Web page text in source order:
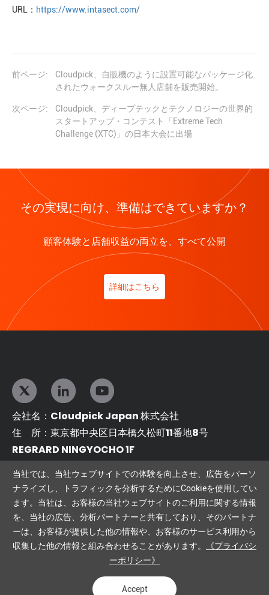
当社では、当社ウェブサイトでの体験を向上させ、広告をパーソ
ナライズし、トラフィックを分析するためにCookieを使用してい
ます。当社は、お客様の当社ウェブサイトのご利用に関する情報
を、当社の広告、分析パートナーと共有しており、そのパートナ
ーは、お客様が提供した他の情報や、お客様のサービス利用から
収集した他の情報と組み合わせることがあります。
《プライバシ
ーポリシー》
Accept
URL： https://www.intasect.com/
前ページ:
Cloudpick、自販機のように設置可能なパッケージ化
されたウォークスルー無人店舗を販売開始。
次ページ:
Cloudpick、ディープテックとテクノロジーの世界的
スタートアップ・コンテスト「Extreme Tech
Challenge (XTC)」の日本大会に出場
その実現に向け、準備はできていますか？
顧客体験と店舗収益の両立を、すべて公開
詳細はこちら
会社名：Cloudpick Japan 株式会社
住 所：東京都中央区日本橋久松町11番地8号
REGRARD NINGYOCHO 1F
cloudpickjapan_info@cloudpick.me
相互リンク：
AI無人店舗 AI無人物品管理
Copyright©2024 Cloudpick Japan株式会社
法的声明 サイトマップ